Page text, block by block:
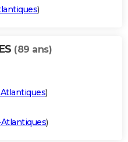
)
(89 ans)
)
)